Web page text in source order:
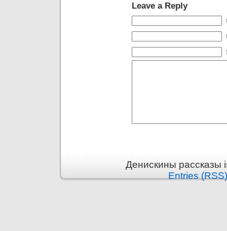
Leave a Reply
Денискины рассказы
Entries (RSS)